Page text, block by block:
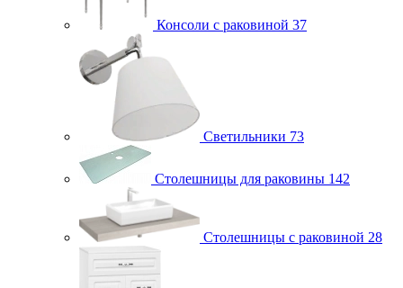
Консоли с раковиной 37
Светильники 73
Столешницы для раковины 142
Столешницы с раковиной 28